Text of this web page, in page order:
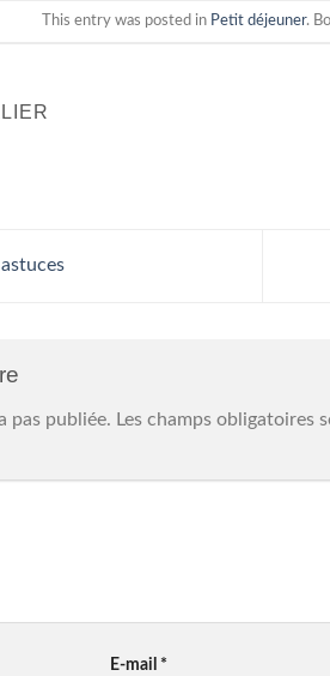
This entry was posted in Petit déjeuner.
pas publiée. Les champs obligatoires
E-mail *